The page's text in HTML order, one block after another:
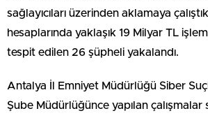
sağlayıcıları üzerinden aklamaya
hesaplarında yaklaşık 19 Milyar TL
tespit edilen 26 şüpheli yakalandı.
Antalya İl Emniyet Müdürlüğü Siber
Şube Müdürlüğünce yapılan çalışmalar